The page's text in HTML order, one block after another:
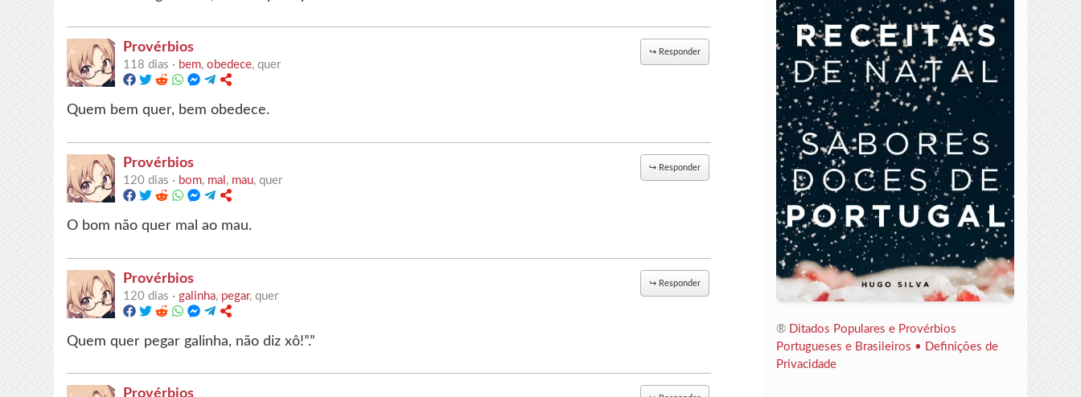
Provérbios ↪ Responder
118 dias · bem,obedece, quer
Quem bem quer, bem obedece.
Provérbios ↪ Responder
120 dias · bom, mal , mau, quer
O bom não quer mal ao mau.
Provérbios ↪ Responder
120 dias ·galinha, pegar, quer
Quem quer pegar galinha, não diz xô!”.”
Provérbios
® Ditados Populares e Provérbios
Portugueses e Brasileiros • Definições de
Privacidade